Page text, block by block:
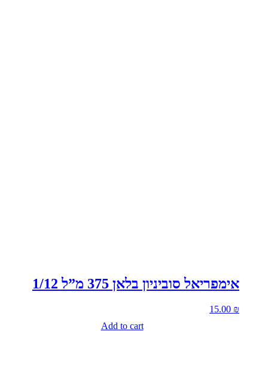
אימפריאל סוביניון בלאן 375 מ”ל 1/12
15.00 ₪
Add to cart